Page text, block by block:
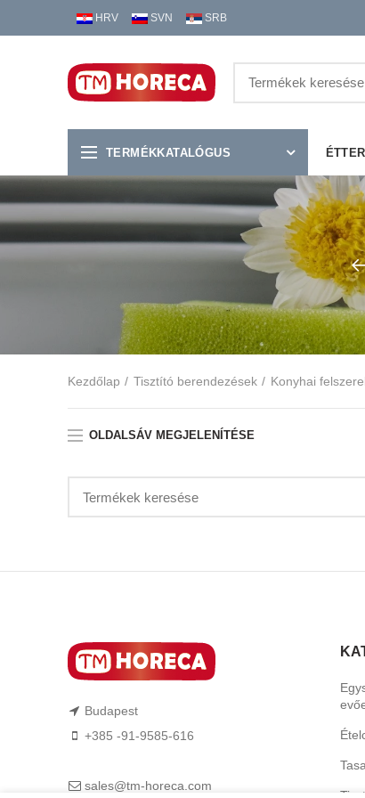
HRV SVN SRB
TERMÉKKATALÓGUS
Kezdőlap Tisztító berendezések Konyhai
OLDALSÁV MEGJELENÍTÉSE
Budapest
+385 -91-9585-616
sales@tm-horeca.com